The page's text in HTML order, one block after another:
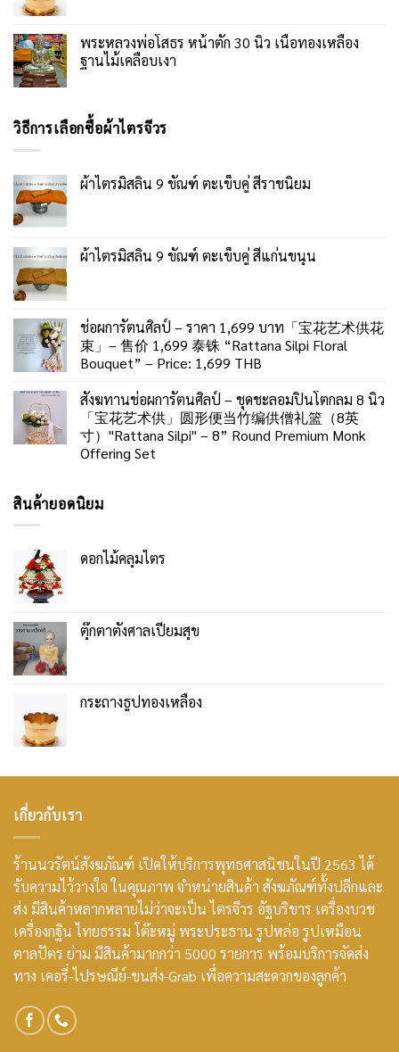
พระหลวงพ่อโสธร หน้าตัก 30 นิ้ว เนื้อทองเหลือง
ฐานไม้เคลือบเงา
วิธีการเลือกซื้อผ้าไตรจีวร
ผ้าไตรมิสลิน 9 ขัณฑ์ ตะเข็บคู่ สีราชนิยม
ผ้าไตรมิสลิน 9 ขัณฑ์ ตะเข็บคู่ สีแก่นขนุน
ช่อผการัตนศิลป์ – ราคา 1,699 บาท「宝花艺术供花
束」– 售价 1,699 泰铢 “Rattana Silpi Floral
Bouquet” – Price: 1,699 THB
สังฆทานช่อผการัตนศิลป์ – ชุดชะลอมปิ่นโตกลม 8 นิ้ว
「宝花艺术供」圆形便当竹编供僧礼篮（8英
寸）"Rattana Silpi" – 8” Round Premium Monk
Offering Set
สินค้ายอดนิยม
ดอกไม้คลุมไตร
ตุ๊กตาตั้งศาลเปี่ยมสุข
กระถางธูปทองเหลือง
เกี่ยวกับเรา
ร้านนวรัตน์สังฆภัณฑ์ เปิดให้บริการพุทธศาสนิชนในปี 2563 ได้
รับความไว้วางใจ ในคุณภาพ จำหน่ายสินค้า สังฆภัณฑ์ทั้งปลีกและ
ส่ง มีสินค้าหลากหลายไม่ว่าจะเป็น ไตรจีวร อัฐบริขาร เครื่องบวช
เครื่องกฐิน ไทยธรรม โต๊ะหมู่ พระประธาน รูปหล่อ รูปเหมือน
ตาลปัตร ย่าม มีสินค้ามากกว่า 5000 รายการ พร้อมบริการจัดส่ง
ทาง เคอรี่-ไปรษณีย์-ขนส่ง-Grab เพื่อความสะดวกของลูกค้า